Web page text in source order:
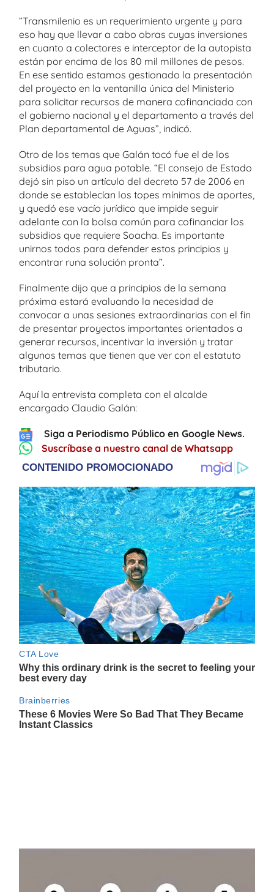
”Transmilenio es un requerimiento urgente y para
eso hay que llevar a cabo obras cuyas inversiones
en cuanto a colectores e interceptor de la autopista
están por encima de los 80 mil millones de pesos.
En ese sentido estamos gestionado la presentación
del proyecto en la ventanilla única del Ministerio
para solicitar recursos de manera cofinanciada con
el gobierno nacional y el departamento a través del
Plan departamental de Aguas”, indicó.
Otro de los temas que Galán tocó fue el de los
subsidios para agua potable. “El consejo de Estado
dejó sin piso un artículo del decreto 57 de 2006 en
donde se establecían los topes mínimos de aportes,
y quedó ese vacío jurídico que impide seguir
adelante con la bolsa común para cofinanciar los
subsidios que requiere Soacha. Es importante
unirnos todos para defender estos principios y
encontrar runa solución pronta”.
Finalmente dijo que a principios de la semana
próxima estará evaluando la necesidad de
convocar a unas sesiones extraordinarias con el fin
de presentar proyectos importantes orientados a
generar recursos, incentivar la inversión y tratar
algunos temas que tienen que ver con el estatuto
tributario.
Aquí la entrevista completa con el alcalde
encargado Claudio Galán:
Siga a Periodismo Público en Google News.
Suscríbase a nuestro canal de Whatsapp